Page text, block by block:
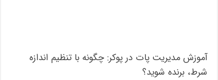
آموزش مدیریت پات در پوکر: چگونه با تنظیم اندازه
شرط، برنده شوید؟